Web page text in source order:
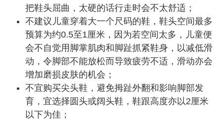
把鞋头屈曲，太硬的话行走时会不太舒适；
不建议儿童穿着大一个尺码的鞋，鞋头空间最多
预算为约0.5至1厘米，因为若空间太多，儿童便
会不自觉用脚掌肌肉和脚趾抓紧鞋身，以减低滑
动，令脚部不能放松而导致疲劳不适，滑动亦会
增加磨损皮肤的机会；
不宜购买尖头鞋，避免拇趾外翻和影响脚部发
育，宜选择圆头或阔头鞋，鞋跟高度亦以2厘米
以下为佳；